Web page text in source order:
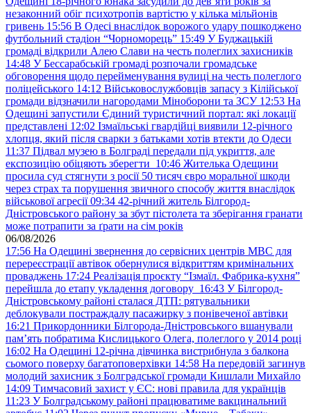
незаконний обіг психотропів вартістю у кілька мільйонів
гривень 15:56 В Одесі внаслідок ворожого удару пошкоджено
футбольний стадіон “Чорноморець” 15:49 У Буджацькій
громаді відкрили Алею Слави на честь полеглих захисників
14:48 У Бессарабській громаді розпочали громадське
обговорення щодо перейменування вулиці на честь полеглого
поліцейського 14:12 Військовослужбовців запасу з Кілійської
громади відзначили нагородами Міноборони та ЗСУ 12:53 На
Одещині запустили Єдиний туристичний портал: які локації
представлені 12:02 Ізмаїльські гвардійці виявили 12-річного
хлопця, який після сварки з батьками хотів втекти до Одеси
11:37 Підвал музею в Болграді передали під укриття, але
експозицію обіцяють зберегти 10:46 Жителька Одещини
просила суд стягнути з росії 50 тисяч євро моральної шкоди
через страх та порушення звичного способу життя внаслідок
військової агресії 09:34 42-річний житель Білгород-
Дністровського району за збут пістолета та зберігання гранати
може потрапити за ґрати на сім років
06/08/2026
17:56 На Одещині звернення до сервісних центрів МВС для
перереєстрації автівок обернулися відкриттям кримінальних
проваджень 17:24 Реалізація проєкту “Ізмаїл. Фабрика-кухня”
перейшла до етапу укладення договору 16:43 У Білгород-
Дністровському районі сталася ДТП: рятувальники
деблокували постраждалу пасажирку з понівеченої автівки
16:21 Прикордонники Білгорода-Дністровського вшанували
пам’ять побратима Кислицького Олега, полеглого у 2014 році
16:02 На Одещині 12-річна дівчинка вистрибнула з балкона
сьомого поверху багатоповерхівки 14:58 На передовій загинув
молодий захисник з Болградської громади Кишлали Михайло
14:09 Тимчасовий захист у ЄС: нові правила для українців
11:23 У Болградському районі працюватиме вакцинальний